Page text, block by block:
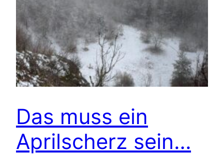
Das muss ein
Aprilscherz sein…